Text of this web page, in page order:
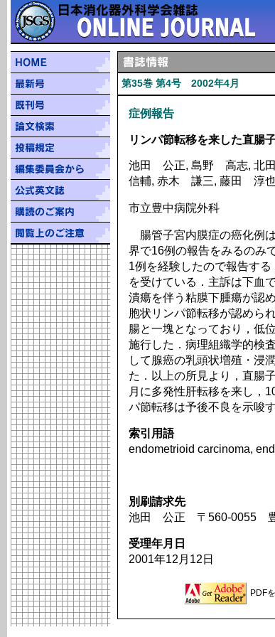
第35巻 第4号 2002年4月
症例報告
リンパ節転移を来した直腸
池田 公正, 島野 高志, 北
信輔, 赤木 謙三, 藤田 淳
市立豊中病院外科
腸管子宮内膜症の癌化例
界で16例の報告をみるのみ
1例を経験したので報告す
を受けている．主訴は下血
潰瘍を伴う粘膜下腫瘍が認
胞状リンパ節転移が認めら
腸と一塊となっており，低
施行した．病理組織学的検
して腺癌の乳頭状増殖・浸
た．以上の所見より，直腸
月に多発性肝転移を来し，
パ節転移は予後不良を示唆
索引用語
endometrioid carcinoma,
別刷請求先
池田 公正 〒560-0055 豊
受理年月日
2001年12月12日
PDF